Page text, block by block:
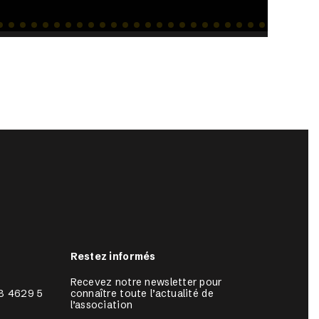
4629 5
Restez informés
Recevez notre newsletter pour
connaître toute l’actualité de
l’association